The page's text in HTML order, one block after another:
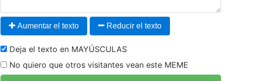
Aumentar el texto Reducir el texto
Deja el texto en MAYÚSCULAS
No quiero que otros visitantes vean este MEME